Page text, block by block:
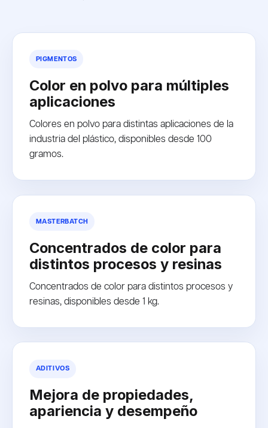
PIGMENTOS
Color en polvo para múltiples
aplicaciones
Colores en polvo para distintas aplicaciones de la
industria del plástico, disponibles desde 100
gramos.
MASTERBATCH
Concentrados de color para
distintos procesos y resinas
Concentrados de color para distintos procesos y
resinas, disponibles desde 1 kg.
ADITIVOS
Mejora de propiedades,
apariencia y desempeño